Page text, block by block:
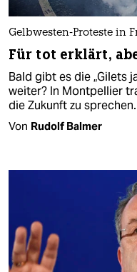
Gelbwesten-Proteste in
Für tot erklärt,
Bald gibt es die „Gilets
weiter? In Montpellier
die Zukunft zu sprechen.
Von Rudolf Balmer